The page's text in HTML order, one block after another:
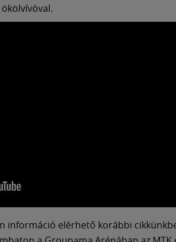
információ elérhető korábbi